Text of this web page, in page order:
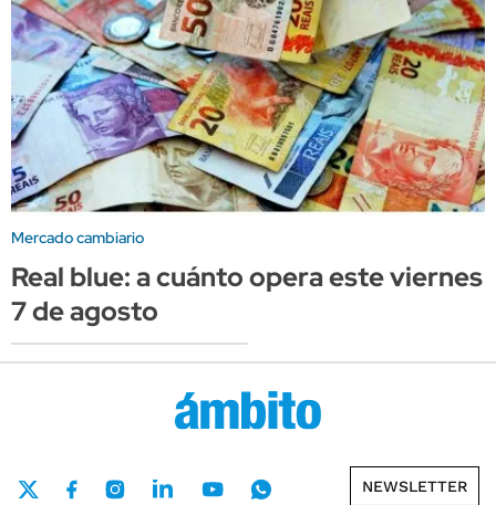
Mercado cambiario
Real blue: a cuánto opera este viernes
7 de agosto
NEWSLETTER